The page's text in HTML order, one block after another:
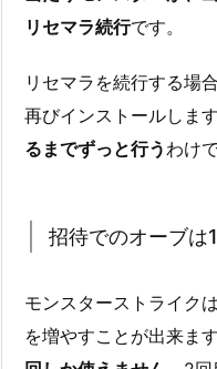
リセマラ続行です。
リセマラを続行する場
再びインストールしま
るまでずっと行うわけで
招待でのオーブは
モンスターストライク
を増やすことが出来ま